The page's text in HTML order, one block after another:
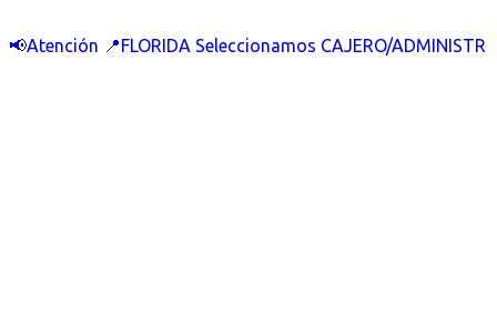
📢Atención 📍FLORIDA Seleccionamos CAJERO/ADMINISTR